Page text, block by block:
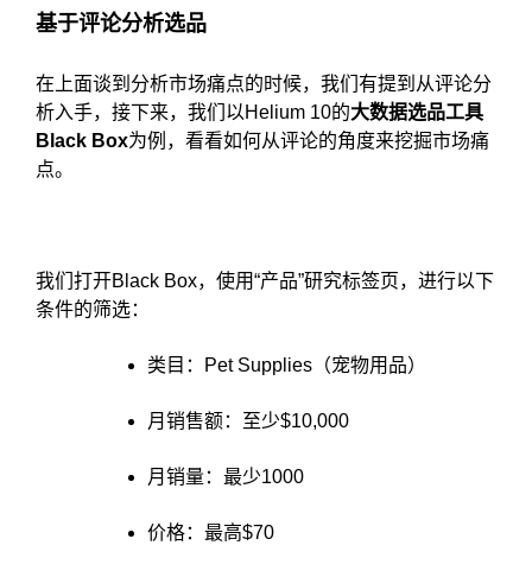
基于评论分析选品
在上面谈到分析市场痛点的时候，我们有提到从评论分
析入手，接下来，我们以Helium 10的大数据选品工具
Black Box为例，看看如何从评论的角度来挖掘市场痛
点。
我们打开Black Box，使用“产品”研究标签页，进行以下
条件的筛选：
类目：Pet Supplies（宠物用品）
月销售额：至少$10,000
月销量：最少1000
价格：最高$70